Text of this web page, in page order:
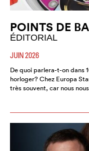
POINTS DE
ÉDITORIAL
JUIN 2026
De quoi parlera-t-on dans
horloger? Chez Europa
très souvent, car nous